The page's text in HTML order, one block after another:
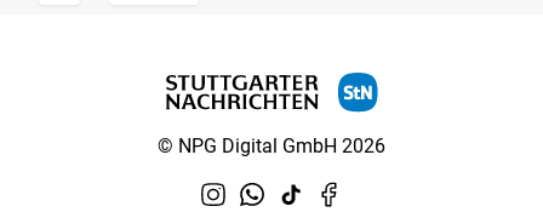
© NPG Digital GmbH 2026